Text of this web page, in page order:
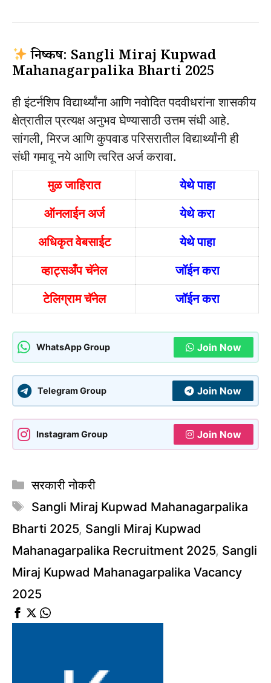
निष्कर्ष: Sangli Miraj Kupwad
Mahanagarpalika Bharti 2025
ही इंटर्नशिप विद्यार्थ्यांना आणि नवोदित पदवीधरांना शासकीय
क्षेत्रातील प्रत्यक्ष अनुभव घेण्यासाठी उत्तम संधी आहे.
सांगली, मिरज आणि कुपवाड परिसरातील विद्यार्थ्यांनी ही
संधी गमावू नये आणि त्वरित अर्ज करावा.
मुळ जाहिरात
येथे पाहा
ऑनलाईन अर्ज
येथे करा
अधिकृत वेबसाईट
येथे पाहा
व्हाट्सअँप चॅनेल
जॉईन करा
टेलिग्राम चॅनेल
जॉईन करा
WhatsApp Group Join Now
Telegram Group Join Now
Instagram Group Join Now
Categories
सरकारी नोकरी
Tags
Sangli Miraj Kupwad Mahanagarpalika
Bharti 2025, Sangli Miraj Kupwad
Mahanagarpalika Recruitment 2025, Sangli
Miraj Kupwad Mahanagarpalika Vacancy
2025